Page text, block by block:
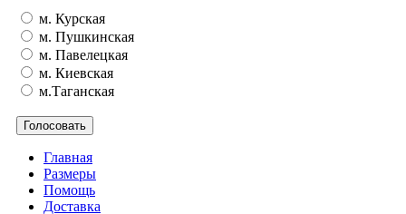
м. Курская
м. Пушкинская
м. Павелецкая
м. Киевская
м.Таганская
Главная
Размеры
Помощь
Доставка